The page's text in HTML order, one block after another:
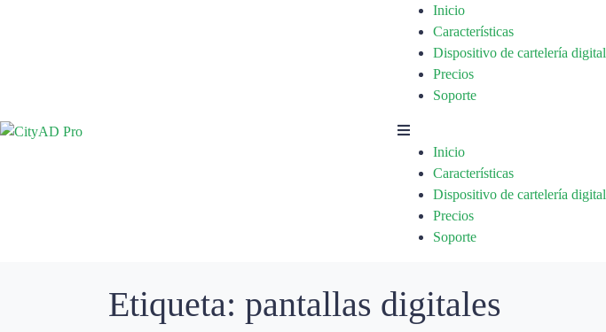
Inicio
Características
Dispositivo de cartelería digital
Precios
Soporte
Inicio
Características
Dispositivo de cartelería digital
Precios
Soporte
Etiqueta: pantallas digitales